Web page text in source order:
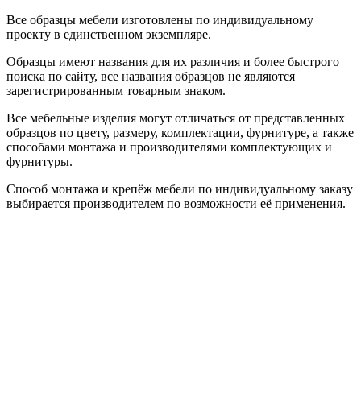
Все образцы мебели изготовлены по индивидуальному
проекту в единственном экземпляре.
Образцы имеют названия для их различия и более быстрого
поиска по сайту, все названия образцов не являются
зарегистрированным товарным знаком.
Все мебельные изделия могут отличаться от представленных
образцов по цвету, размеру, комплектации, фурнитуре, а также
способами монтажа и производителями комплектующих и
фурнитуры.
Способ монтажа и крепёж мебели по индивидуальному заказу
выбирается производителем по возможности её применения.